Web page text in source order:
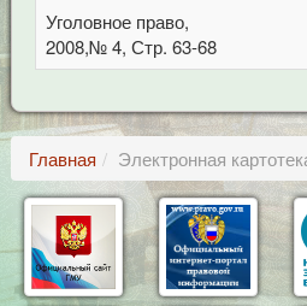
Уголовное право,
2008,№ 4, Стр. 63-68
Главная Электронная